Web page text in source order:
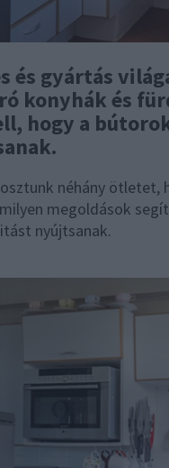
és gyártás
konyhák és
hogy a
néhány
megoldások
nyújtsanak.